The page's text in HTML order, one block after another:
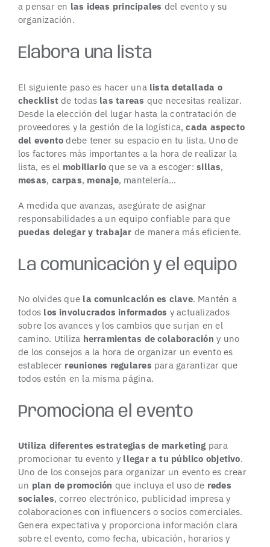
a pensar en las ideas principales del evento y su
organización.
Elabora una lista
El siguiente paso es hacer una lista detallada o
checklist de todas las tareas que necesitas realizar.
Desde la elección del lugar hasta la contratación de
proveedores y la gestión de la logística,cada aspecto
del evento debe tener su espacio en tu lista. Uno de
los factores más importantes a la hora de realizar la
lista, es el mobiliario que se va a escoger:sillas,
mesas, carpas, menaje, mantelería…
A medida que avanzas, asegúrate de asignar
responsabilidades a un equipo confiable para que
puedas delegar y trabajar de manera más eficiente.
La comunicación y el equipo
No olvides que la comunicación es clave. Mantén a
todos los involucrados informados y actualizados
sobre los avances y los cambios que surjan en el
camino. Utiliza herramientas de colaboración y uno
de los consejos a la hora de organizar un evento es
establecer reuniones regulares para garantizar que
todos estén en la misma página.
Promociona el evento
Utiliza diferentes estrategias de marketing para
promocionar tu evento y llegar a tu público objetivo.
Uno de los consejos para organizar un evento es crear
un plan de promoción que incluya el uso de redes
sociales, correo electrónico, publicidad impresa y
colaboraciones con influencers o socios comerciales.
Genera expectativa y proporciona información clara
sobre el evento, como fecha, ubicación, horarios y